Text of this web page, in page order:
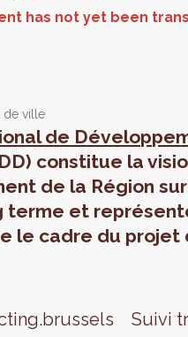
de ville
de
constitue la
de la Région
et
le cadre du projet
Suivi